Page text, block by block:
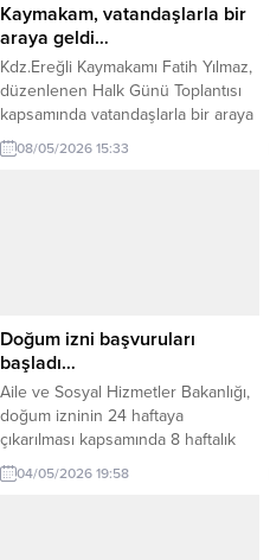
Kaymakam, vatandaşlarla bir
araya geldi…
Kdz.Ereğli Kaymakamı Fatih Yılmaz,
düzenlenen Halk Günü Toplantısı
kapsamında vatandaşlarla bir araya
geldi. Yapılan açıklama şu şekilde:
“Vatandaşlarımızın talep, öneri ve
vatandaşımızın durumları
değerlendirilerek gerekli...
08/05/2026 15:33
Doğum izni başvuruları
başladı…
Aile ve Sosyal Hizmetler Bakanlığı,
doğum izninin 24 haftaya
çıkarılması kapsamında 8 haftalık
ilave izin için başvuruların bugün
itibarıyla başladığını duyurdu. Aile
04/05/2026 19:58